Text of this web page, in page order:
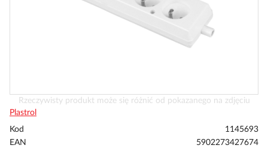
Przejdź
na
początek
Rzeczywisty produkt może się różnić od pokazanego na zdjęciu
Plastrol
Kod
1145693
EAN
5902273427674